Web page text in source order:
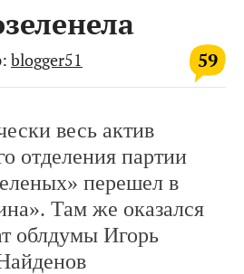
59
blogger51
весь актив
отделения партии
перешел в
Там же оказался
облдумы Игорь